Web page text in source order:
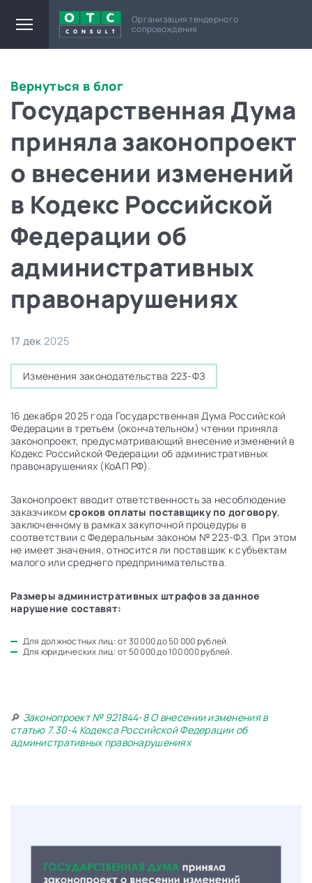
Организация тендерного
сопровождения
Вернуться в блог
Государственная Дума
приняла законопроект
о внесении изменений
в Кодекс Российской
Федерации об
административных
правонарушениях
Изменения законодательства 223-ФЗ
17 дек2025
16 декабря 2025 года Государственная Дума Российской
Федерации в третьем (окончательном) чтении приняла
законопроект, предусматривающий внесение изменений в
Кодекс Российской Федерации об административных
правонарушениях (КоАП РФ).
Законопроект вводит ответственность за несоблюдение
заказчикомсроков оплаты поставщику по договору,
заключенному в рамках закупочной процедуры в
соответствии с Федеральным законом № 223-ФЗ. При этом
не имеет значения, относится ли поставщик к субъектам
малого или среднего предпринимательства.
Размеры административных штрафов за данное
нарушение составят:
Для должностных лиц: от 30 000 до 50 000 рублей.
Для юридических лиц: от 50 000 до 100 000 рублей.
🔎 Законопроект № 921844-8 О внесении изменения в
статью 7.30-4 Кодекса Российской Федерации об
административных правонарушениях